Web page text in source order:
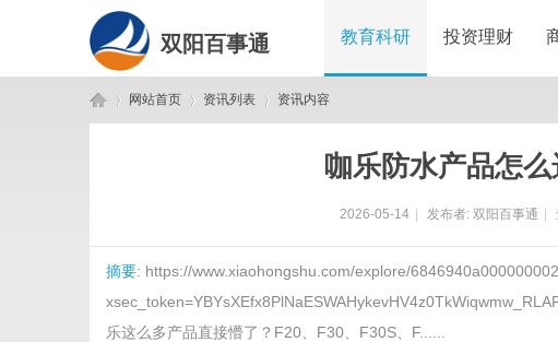
双阳百事通 教育科研 投资理财
网站首页 资讯列表 资讯内容
咖乐防水产品怎
2026-05-14 发布者: 双阳百事通
摘要: https://www.xiaohongshu.com/explore/
乐这么多产品直接懵了？F20、F30、F30S、F......